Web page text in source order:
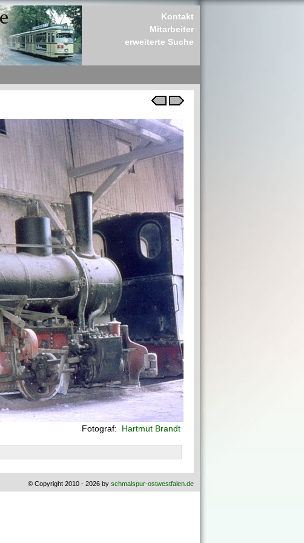
Kontakt
Mitarbeiter
erweiterte Suche
Fotograf: Hartmut Brandt
© Copyright 2010 - 2026 by schmalspur-ostwestfalen.de